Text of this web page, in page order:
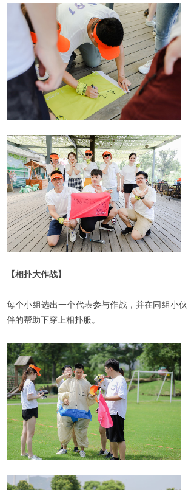
【相扑大作战】
每个小组选出一个代表参与作战，并在同组小伙
伴的帮助下穿上相扑服。